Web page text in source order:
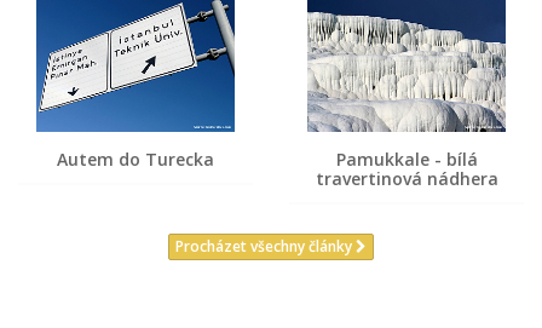
Autem do Turecka
Pamukkale - bílá
travertinová nádhera
Procházet všechny články